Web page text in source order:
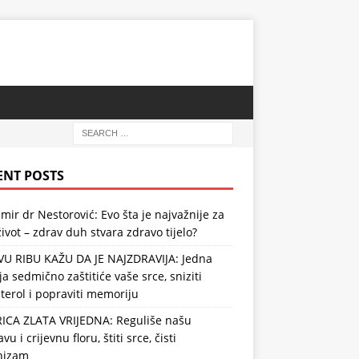
POSTS
dr Nestorović: Evo šta je najvažnije za
– zdrav duh stvara zdravo tijelo?
RIBU KAŽU DA JE NAJZDRAVIJA: Jedna
sedmično zaštitiće vaše srce, sniziti
i popraviti memoriju
ZLATA VRIJEDNA: Reguliše našu
i crijevnu floru, štiti srce, čisti